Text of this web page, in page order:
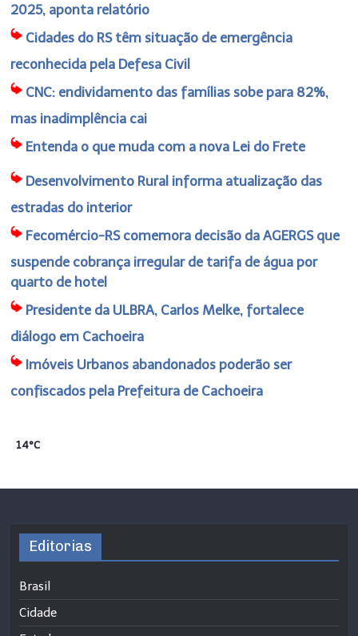
2025, aponta relatório
Cidades do RS têm situação de emergência
reconhecida pela Defesa Civil
CNC: endividamento das famílias sobe para 82%,
mas inadimplência cai
Entenda o que muda com a nova Lei do Frete
Desenvolvimento Rural informa atualização das
estradas do interior
Fecomércio-RS comemora decisão da AGERGS que
suspende cobrança irregular de tarifa de água por
quarto de hotel
Presidente da ULBRA, Carlos Melke, fortalece
diálogo em Cachoeira
Imóveis Urbanos abandonados poderão ser
confiscados pela Prefeitura de Cachoeira
14°C
Editorias
Brasil
Cidade